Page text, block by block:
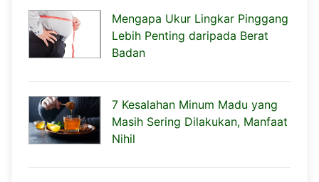
Mengapa Ukur Lingkar Pinggang
Lebih Penting daripada Berat
Badan
7 Kesalahan Minum Madu yang
Masih Sering Dilakukan, Manfaat
Nihil